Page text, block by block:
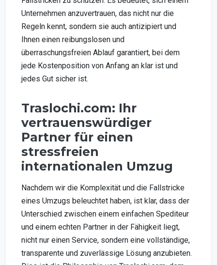
Unternehmen anzuvertrauen, das nicht nur die
Regeln kennt, sondern sie auch antizipiert und
Ihnen einen reibungslosen und
überraschungsfreien Ablauf garantiert, bei dem
jede Kostenposition von Anfang an klar ist und
jedes Gut sicher ist.
Traslochi.com: Ihr
vertrauenswürdiger
Partner für einen
stressfreien
internationalen Umzug
Nachdem wir die Komplexität und die Fallstricke
eines Umzugs beleuchtet haben, ist klar, dass der
Unterschied zwischen einem einfachen Spediteur
und einem echten Partner in der Fähigkeit liegt,
nicht nur einen Service, sondern eine vollständige,
transparente und zuverlässige Lösung anzubieten.